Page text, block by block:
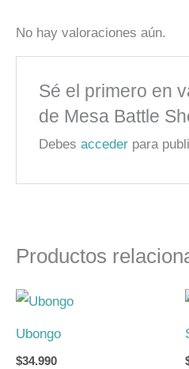
No hay valoraciones aún.
Sé el primero en
de Mesa Battle
Debesacceder para
Productos
Ubongo
$34.990